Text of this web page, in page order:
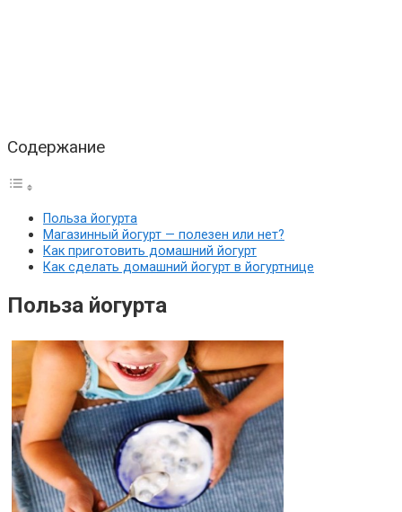
Содержание
Польза йогурта
Магазинный йогурт — полезен или нет?
Как приготовить домашний йогурт
Как сделать домашний йогурт в йогуртнице
Польза йогурта